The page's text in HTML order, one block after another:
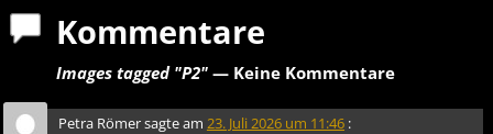
Kommentare
Images tagged "P2"— Keine Kommentare
Petra Römersagte am 23. Juli 2026 um 11:46 :